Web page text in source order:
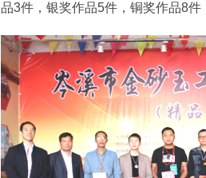
品3件，银奖作品5件，铜奖作品8件